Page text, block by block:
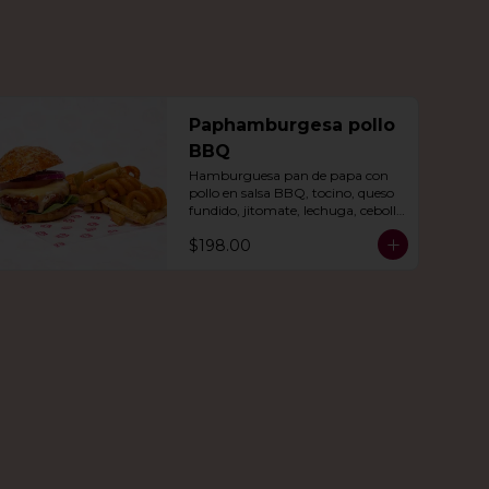
Paphamburgesa pollo
BBQ
Hamburguesa pan de papa con
pollo en salsa BBQ, tocino, queso
fundido, jitomate, lechuga, cebolla
morada, nuestro aderezo, papas
fritas y rizo.
$198.00